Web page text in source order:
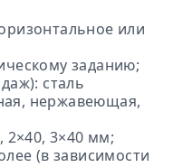
или
заданию;
сталь
нержавеющая,
2×40, 3×40 мм;
(в зависимости